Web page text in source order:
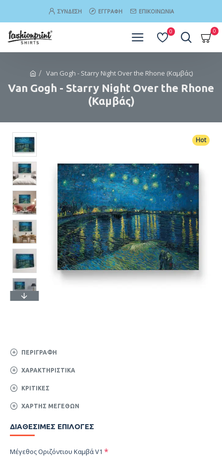
ΣΎΝΔΕΣΗ ΕΓΓΡΑΦΉ ΕΠΙΚΟΙΝΩΝΊΑ
0 0
Van Gogh - Starry Night Over the Rhone (Καμβάς)
Van Gogh - Starry Night Over the Rhone
(Καμβάς)
Hot
ΠΕΡΙΓΡΑΦΉ
ΧΑΡΑΚΤΗΡΙΣΤΙΚΆ
ΚΡΙΤΙΚΈΣ
ΧΆΡΤΗΣ ΜΕΓΕΘΏΝ
ΔΙΑΘΈΣΙΜΕΣ ΕΠΙΛΟΓΈΣ
Μέγεθος Οριζόντιου Καμβά V1